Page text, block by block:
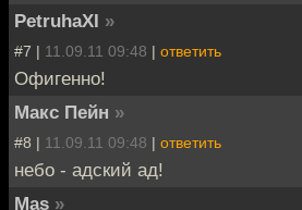
PetruhaXI »
#7 | 11.09.11 09:48 | ответить
Офигенно!
Макс Пейн »
#8 | 11.09.11 09:48 | ответить
небо - адский ад!
Mas »